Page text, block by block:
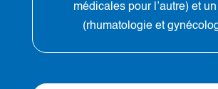
médicales pour l’autre) et
(rhumatologie et